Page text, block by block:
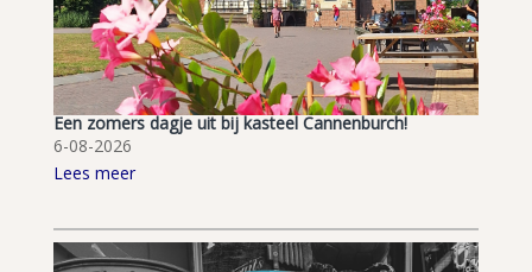
Een zomers dagje uit bij kasteel Cannenburch!
6-08-2026
Lees meer